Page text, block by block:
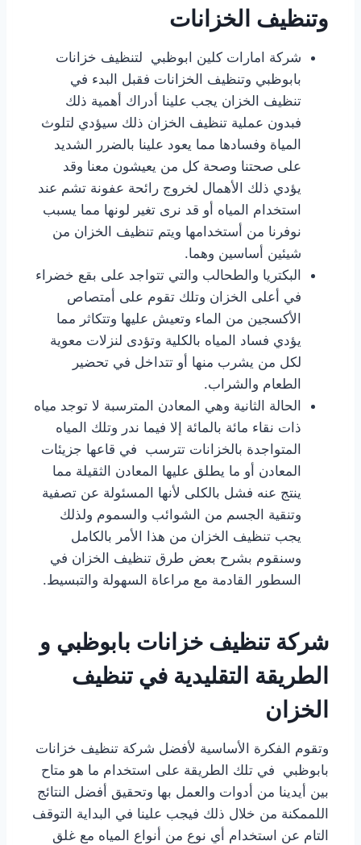
وتنظيف الخزانات
شركة امارات كلين ابوظبي لتنظيف خزانات
بابوظبي وتنظيف الخزانات فقبل البدء في
تنظيف الخزان يجب علينا أدراك أهمية ذلك
فبدون عملية تنظيف الخزان ذلك سيؤدي لتلوث
المياة وفسادها مما يعود علينا بالضرر الشديد
على صحتنا وصحة كل من يعيشون معنا وقد
يؤدي ذلك الأهمال لخروج رائحة عفونة تشم عند
استخدام المياه أو قد نرى تغير لونها مما يسبب
نوفرنا من أستخدامها ويتم تنظيف الخزان من
شيئين أساسين وهما.
البكتريا والطحالب والتي تتواجد على بقع خضراء
في أعلى الخزان وتلك تقوم على أمتصاص
الأكسجين من الماء وتعيش عليها وتتكاثر مما
يؤدي فساد المياه بالكلية وتؤدى لنزلات معوية
لكل من يشرب منها أو تتداخل في تحضير
الطعام والشراب.
الحالة الثانية وهي المعادن المترسبة لا توجد مياه
ذات نقاء مائة بالمائة إلا فيما ندر وتلك المياه
المتواجدة بالخزانات تترسب في قاعها جزيئات
المعادن أو ما يطلق عليها المعادن الثقيلة مما
ينتج عنه فشل بالكلى لأنها المسئولة عن تصفية
وتنقية الجسم من الشوائب والسموم ولذلك
يجب تنظيف الخزان من هذا الأمر بالكامل
وسنقوم بشرح بعض طرق تنظيف الخزان في
السطور القادمة مع مراعاة السهولة والتبسيط.
شركة تنظيف خزانات بابوظبي و
الطريقة التقليدية في تنظيف
الخزان
وتقوم الفكرة الأساسية لأفضل شركة تنظيف خزانات
بابوظبي في تلك الطريقة على استخدام ما هو متاح
بين أيدينا من أدوات والعمل بها وتحقيق أفضل النتائج
اللممكنة من خلال ذلك فيجب علينا في البداية التوقف
التام عن استخدام أي نوع من أنواع المياه مع غلق